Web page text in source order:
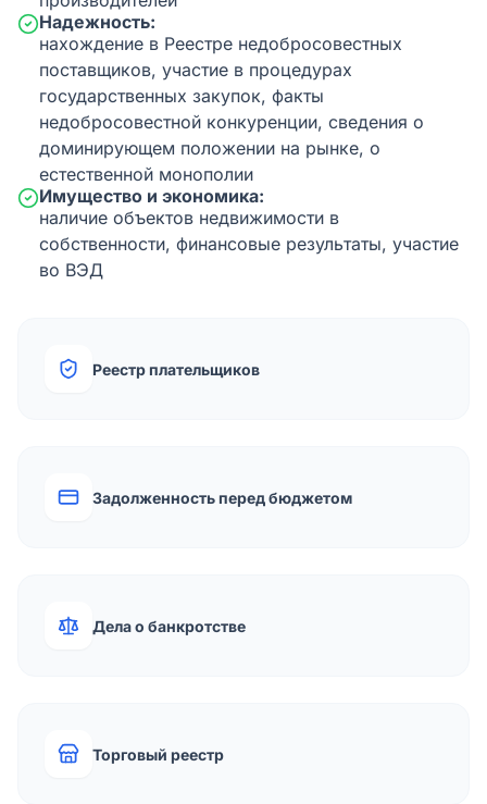
Надежность:
нахождение в Реестре недобросовестных
поставщиков, участие в процедурах
государственных закупок, факты
недобросовестной конкуренции, сведения о
доминирующем положении на рынке, о
естественной монополии
Имущество и экономика:
наличие объектов недвижимости в
собственности, финансовые результаты, участие
во ВЭД
Реестр плательщиков
Задолженность перед бюджетом
Дела о банкротстве
Торговый реестр